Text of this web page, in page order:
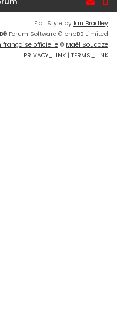
Flat Style by Ian Bradley
® Forum Software © phpBB Limited
française officielle © Maël Soucaze
PRIVACY_LINK | TERMS_LINK